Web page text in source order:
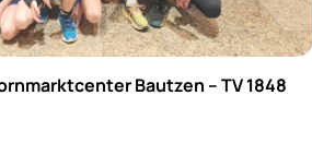
Bautzen – TV 1848